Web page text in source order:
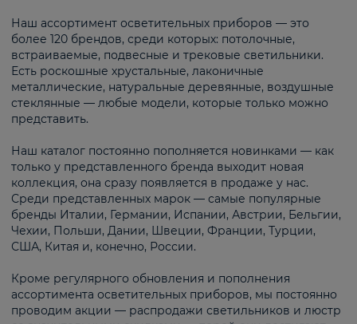
Наш ассортимент осветительных приборов — это
более 120 брендов, среди которых: потолочные,
встраиваемые, подвесные и трековые светильники.
Есть роскошные хрустальные, лаконичные
металлические, натуральные деревянные, воздушные
стеклянные — любые модели, которые только можно
представить.
Наш каталог постоянно пополняется новинками — как
только у представленного бренда выходит новая
коллекция, она сразу появляется в продаже у нас.
Среди представленных марок — самые популярные
бренды Италии, Германии, Испании, Австрии, Бельгии,
Чехии, Польши, Дании, Швеции, Франции, Турции,
США, Китая и, конечно, России.
Кроме регулярного обновления и пополнения
ассортимента осветительных приборов, мы постоянно
проводим акции — распродажи светильников и люстр